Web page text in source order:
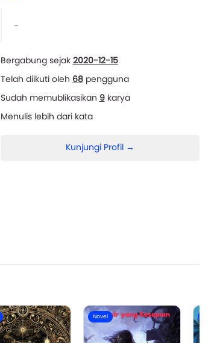
-
Bergabung sejak 2020-12-15
Telah diikuti oleh 68pengguna
Sudah memublikasikan 9karya
Menulis lebih dari kata
Kunjungi Profil →
Novel